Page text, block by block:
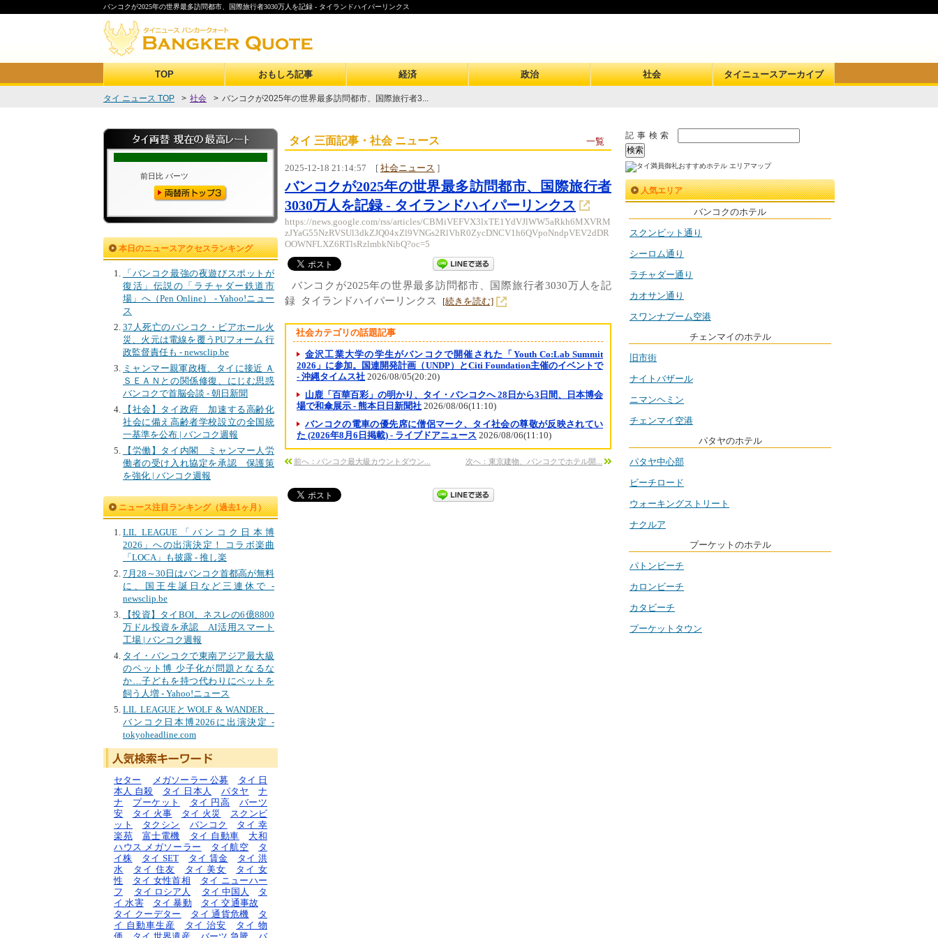
バンコクが2025年の世界最多訪問都市、国際旅行者3030万人を記録 - タイランドハイパーリンクス
TOP おもしろ記事 経済 政治 社会 タイニュースアーカイブ
タイ ニュース TOP > 社会 > バンコクが2025年の世界最多訪問都市、国際旅行者3...
本日のニュースアクセスランキング
「バンコク最強の夜遊びスポットが
復活」伝説の「ラチャダー鉄道市
場」へ（Pen Online） - Yahoo!ニュー
ス
37人死亡のバンコク・ビアホール火
災、火元は電線を覆うPUフォーム 行
政監督責任も - newsclip.be
ミャンマー親軍政権、タイに接近 Ａ
ＳＥＡＮとの関係修復、にじむ思惑
バンコクで首脳会談 - 朝日新聞
【社会】タイ政府 加速する高齢化
社会に備え高齢者学校設立の全国統
一基準を公布 | バンコク週報
【労働】タイ内閣 ミャンマー人労
働者の受け入れ協定を承認 保護策
を強化 | バンコク週報
ニュース注目ランキング（過去1ヶ月）
LIL LEAGUE「バンコク日本博
2026」への出演決定！ コラボ楽曲
「LOCA」も披露 - 推し楽
7月28～30日はバンコク首都高が無料
に、国王生誕日など三連休で -
newsclip.be
【投資】タイBOI、ネスレの6億8800
万ドル投資を承認 AI活用スマート
工場 | バンコク週報
タイ・バンコクで東南アジア最大級
のペット博 少子化が問題となるな
か…子どもを持つ代わりにペットを
飼う人増 - Yahoo!ニュース
LIL LEAGUEとWOLF & WANDER、
バンコク日本博2026に出演決定 -
tokyoheadline.com
セター メガソーラー 公募
タイ 日
本人 自殺
タイ 日本人 パタヤ
ナ
ナ
プーケット タイ 円高
バーツ
安
タイ 火事 タイ 火災
スクンビ
ット
タクシン バンコク
タイ 幸
楽苑
富士電機 タイ 自動車
大和
ハウス メガソーラー
タイ航空
タ
イ株
タイ SET タイ 賃金
タイ 洪
水
タイ 住友 タイ 美女
タイ 女
性
タイ 女性首相
タイ ニューハー
フ
タイ ロシア人 タイ 中国人
タ
イ 水害
タイ 暴動
タイ 交通事故
タイ クーデター
タイ 通貨危機
タ
イ 自動車生産
タイ 治安
タイ 物
タイ 三面記事・社会 ニュース 一覧
2025-12-18 21:14:57 [ 社会ニュース ]
バンコクが2025年の世界最多訪問都市、国際旅行者
3030万人を記録 - タイランドハイパーリンクス
https://news.google.com/rss/articles/CBMiVEFVX3lxTE1YdVJlWW5aRkh6MXVRM
zJYaG55NzRVSUl3dkZJQ04xZl9VNGs2RlVhR0ZycDNCV1h6QVpoNndpVEV2dDR
OOWNFLXZ6RTlsRzlmbkNibQ?oc=5
バンコクが2025年の世界最多訪問都市、国際旅行者3030万人を記
録 タイランドハイパーリンクス [続きを読む]
社会カテゴリの話題記事
金沢工業大学の学生がバンコクで開催された「Youth Co:Lab Summit
2026」に参加。国連開発計画（UNDP）とCiti Foundation主催のイベントで
- 沖縄タイムス社 2026/08/05(20:20)
山鹿「百華百彩」の明かり、タイ・バンコクへ 28日から3日間、日本博会
場で和傘展示 - 熊本日日新聞社 2026/08/06(11:10)
バンコクの電車の優先席に僧侶マーク、タイ社会の尊敬が反映されてい
た (2026年8月6日掲載) - ライブドアニュース 2026/08/06(11:10)
前へ：バンコク最大級カウントダウン... 次へ：東京建物、バンコクでホテル開...
記事検索